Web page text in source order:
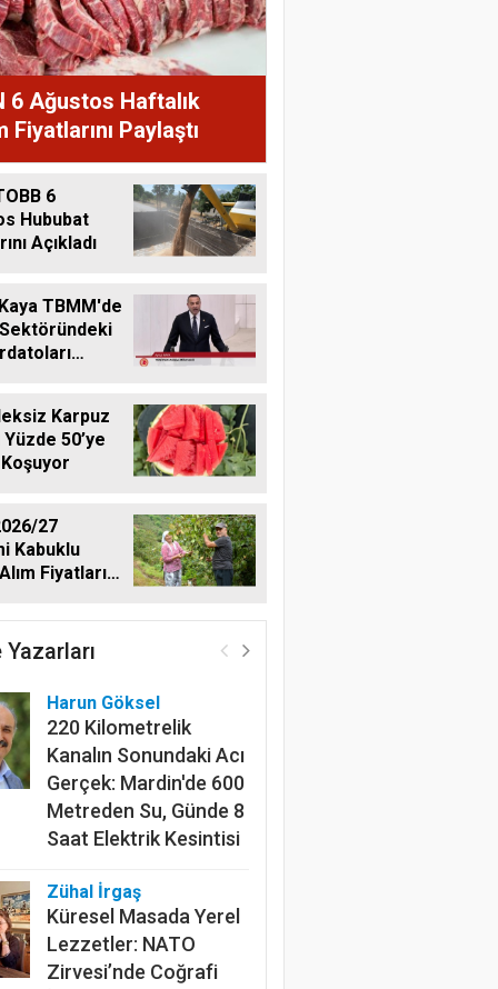
6 Ağustos Haftalık
Fiyatlarını Paylaştı
6
Hububat
Açıkladı
TBMM'de
Karpuz
Yüzde 50’ye
27
Kabuklu
Fiyatlarını
Yazarları
Harun Göksel
220 Kilometrelik
Kanalın Sonundaki Acı
Gerçek: Mardin'de 600
Metreden Su, Günde 8
Saat Elektrik Kesintisi
Zühal İrgaş
Küresel Masada Yerel
Lezzetler: NATO
Zirvesi’nde Coğrafi